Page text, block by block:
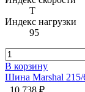
T
Индекс нагрузки
95
В корзину
Шина Marshal
10 738 ₽